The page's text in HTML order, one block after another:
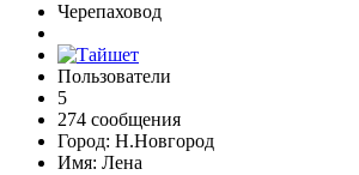
Черепаховод
Пользователи
5
274 сообщения
Город: Н.Новгород
Имя: Лена